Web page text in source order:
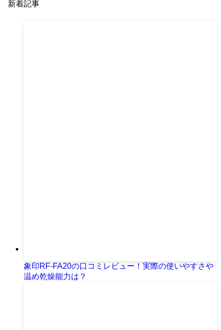
新着記事
象印RF-FA20の口コミレビュー！実際の使いやすさや
温め乾燥能力は？